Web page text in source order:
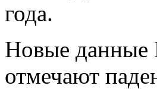
года.
Новые данные
отмечают